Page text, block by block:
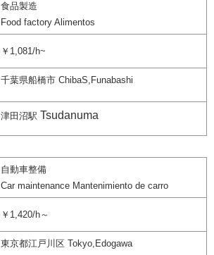
食品製造
Food factory Alimentos
￥1,081/h~
千葉県船橋市 ChibaS,Funabashi
津田沼駅 Tsudanuma
自動車整備
Car maintenance Mantenimiento de carro
￥1,420/h～
東京都江戸川区 Tokyo,Edogawa